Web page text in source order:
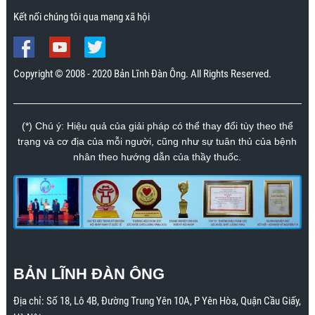
Kết nối chúng tôi qua mạng xã hội
Copyright © 2008 - 2020 Bản Lĩnh Đàn Ông. All Rights Reserved.
(*) Chú ý: Hiệu quả của giải pháp có thể thay đổi tùy theo thể
trạng và cơ địa của mỗi người, cũng như sự tuân thủ của bệnh
nhân theo hướng dẫn của thầy thuốc.
BẢN LĨNH ĐÀN ÔNG
Địa chỉ: Số 18, Lô 4B, Đường Trung Yên 10A, P Yên Hòa, Quận Cầu Giấy,